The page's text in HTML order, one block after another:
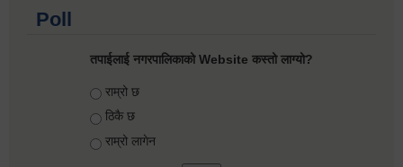
Poll
तपाईलाई नगरपालिकाको Website कस्तो लाग्यो?
Choices
राम्रो छ
ठिकै छ
राम्रो लागेन